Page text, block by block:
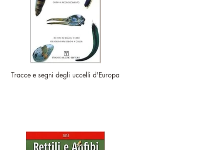
Tracce e segni degli uccelli d'Europa